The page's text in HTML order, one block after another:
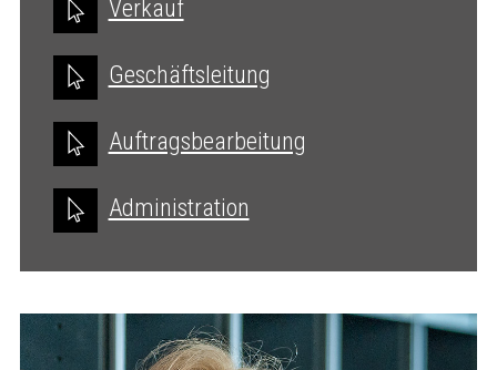
Verkauf
Geschäftsleitung
Auftragsbearbeitung
Administration